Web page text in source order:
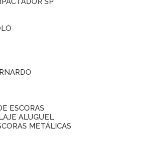
ESCORAS
ALUGUEL
METÁLICAS